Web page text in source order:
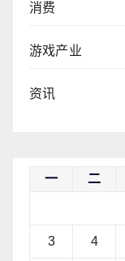
消费
游戏产业
资讯
一 二
3 4